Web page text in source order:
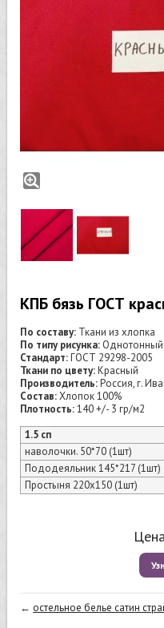
КПБ бязь ГОСТ
По составу: Ткани из хлопка
По типу рисунка: Однотонный
Стандарт:ГОСТ 29298-2005
Ткани по цвету:Красный
Производитель:Россия, г.
Состав:Хлопок 100%
Плотность:140 +/- 3 гр/м2
1.5 сп
наволочки. 50*70 (1шт)
Пододеяльник 145*217 (1шт)
Простыня 220х150 (1шт)
← остельное белье сатин